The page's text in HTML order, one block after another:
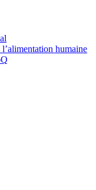
humaine